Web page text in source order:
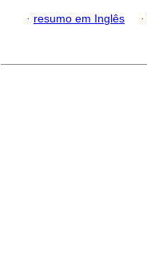
· resumo em Inglês ·